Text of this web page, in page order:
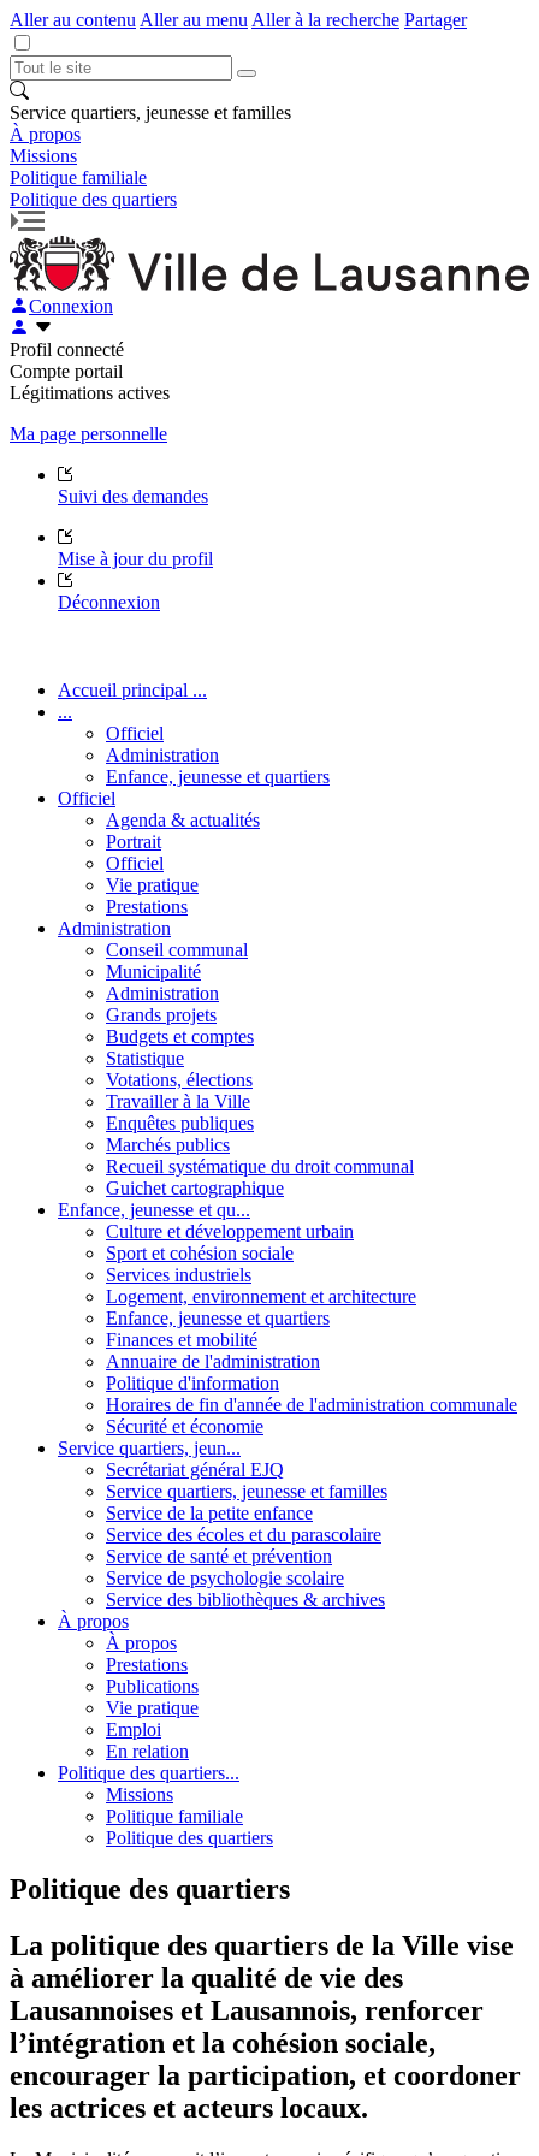
Aller au contenu Aller au menu Aller à la recherche Partager
Service quartiers, jeunesse et familles
À propos
Missions
Politique familiale
Politique des quartiers
Connexion
Profil connecté
Compte portail
Légitimations actives
Ma page personnelle
Suivi des demandes
Mise à jour du profil
Déconnexion
Accueil principal ...
...
Officiel
Administration
Enfance, jeunesse et quartiers
Officiel
Agenda & actualités
Portrait
Officiel
Vie pratique
Prestations
Administration
Conseil communal
Municipalité
Administration
Grands projets
Budgets et comptes
Statistique
Votations, élections
Travailler à la Ville
Enquêtes publiques
Marchés publics
Recueil systématique du droit communal
Guichet cartographique
Enfance, jeunesse et qu...
Culture et développement urbain
Sport et cohésion sociale
Services industriels
Logement, environnement et architecture
Enfance, jeunesse et quartiers
Finances et mobilité
Annuaire de l'administration
Politique d'information
Horaires de fin d'année de l'administration communale
Sécurité et économie
Service quartiers, jeun...
Secrétariat général EJQ
Service quartiers, jeunesse et familles
Service de la petite enfance
Service des écoles et du parascolaire
Service de santé et prévention
Service de psychologie scolaire
Service des bibliothèques & archives
À propos
À propos
Prestations
Publications
Vie pratique
Emploi
En relation
Politique des quartiers...
Missions
Politique familiale
Politique des quartiers
Politique des quartiers
La politique des quartiers de la Ville vise
à améliorer la qualité de vie des
Lausannoises et Lausannois, renforcer
l’intégration et la cohésion sociale,
encourager la participation, et coordoner
les actrices et acteurs locaux.